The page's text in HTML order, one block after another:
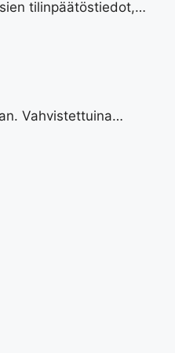
tilinpäätöstiedot,…
Vahvistettuina…